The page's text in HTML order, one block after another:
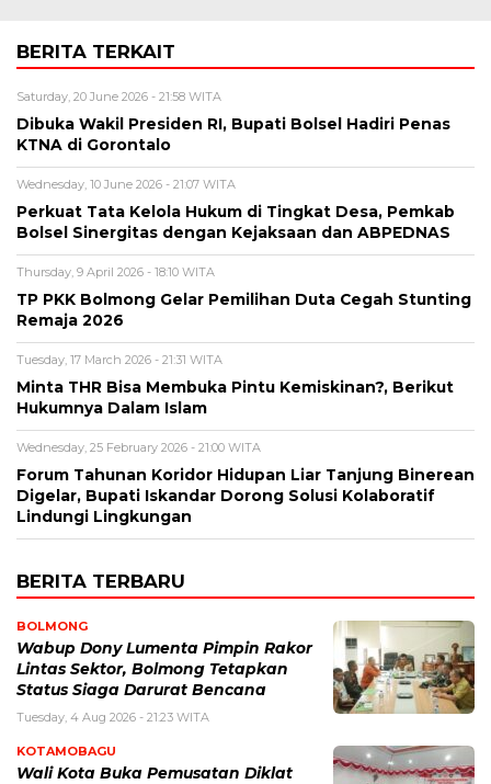
BERITA TERKAIT
Saturday, 20 June 2026 - 21:58 WITA
Dibuka Wakil Presiden RI, Bupati Bolsel Hadiri Penas
KTNA di Gorontalo
Wednesday, 10 June 2026 - 21:07 WITA
Perkuat Tata Kelola Hukum di Tingkat Desa, Pemkab
Bolsel Sinergitas dengan Kejaksaan dan ABPEDNAS
Thursday, 9 April 2026 - 18:10 WITA
TP PKK Bolmong Gelar Pemilihan Duta Cegah Stunting
Remaja 2026
Tuesday, 17 March 2026 - 21:31 WITA
Minta THR Bisa Membuka Pintu Kemiskinan?, Berikut
Hukumnya Dalam Islam
Wednesday, 25 February 2026 - 21:00 WITA
Forum Tahunan Koridor Hidupan Liar Tanjung Binerean
Digelar, Bupati Iskandar Dorong Solusi Kolaboratif
Lindungi Lingkungan
BERITA TERBARU
BOLMONG
Wabup Dony Lumenta Pimpin Rakor
Lintas Sektor, Bolmong Tetapkan
Status Siaga Darurat Bencana
Tuesday, 4 Aug 2026 - 21:23 WITA
KOTAMOBAGU
Wali Kota Buka Pemusatan Diklat